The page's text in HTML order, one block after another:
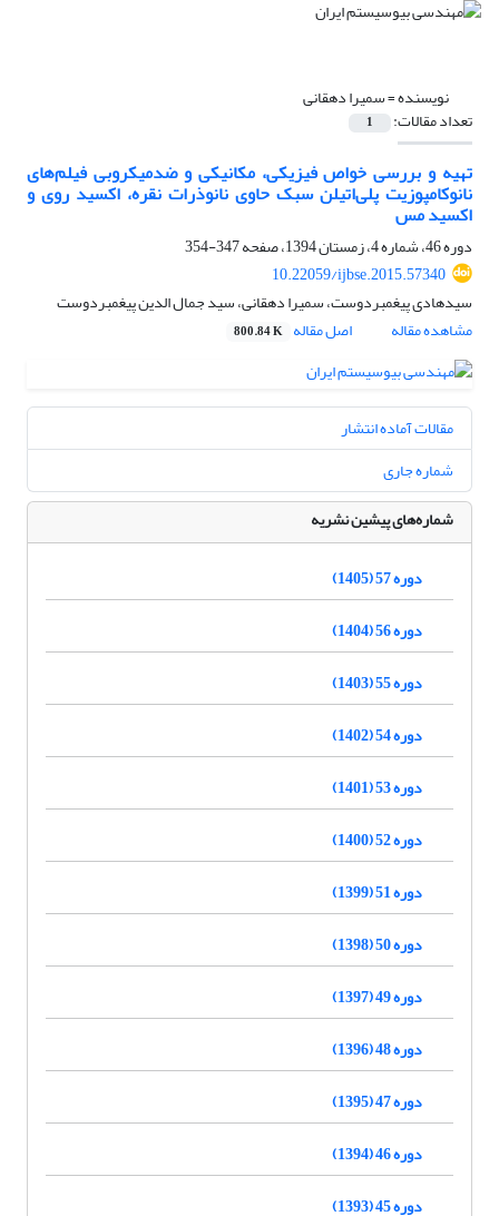
نویسنده =سمیرا دهقانی
تعداد مقالات: 1
تهیه و بررسی خواص فیزیکی، مکانیکی و ضدمیکروبی فیلم‌های
نانوکامپوزیت پلی‌اتیلن سبک حاوی نانوذرات نقره، اکسید روی و
اکسید مس
دوره 46، شماره 4، زمستان 1394، صفحه
347-354
10.22059/ijbse.2015.57340
سیدهادی پیغمبردوست، سمیرا دهقانی، سید جمال الدین پیغمبردوست
مشاهده مقاله
اصل مقاله 800.84 K
مقالات آماده انتشار
شماره جاری
شماره‌های پیشین نشریه
دوره 57 (1405)
دوره 56 (1404)
دوره 55 (1403)
دوره 54 (1402)
دوره 53 (1401)
دوره 52 (1400)
دوره 51 (1399)
دوره 50 (1398)
دوره 49 (1397)
دوره 48 (1396)
دوره 47 (1395)
دوره 46 (1394)
دوره 45 (1393)